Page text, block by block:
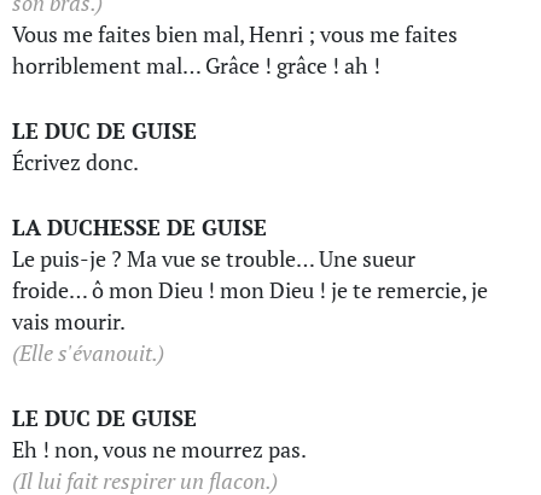
Vous me faites bien mal, Henri ; vous me faites
horriblement mal… Grâce ! grâce ! ah !
LE DUC DE GUISE
Écrivez donc.
LA DUCHESSE DE GUISE
Le puis-je ? Ma vue se trouble… Une sueur
froide… ô mon Dieu ! mon Dieu ! je te remercie, je
vais mourir.
(Elle s'évanouit.)
LE DUC DE GUISE
Eh ! non, vous ne mourrez pas.
(Il lui fait respirer un flacon.)